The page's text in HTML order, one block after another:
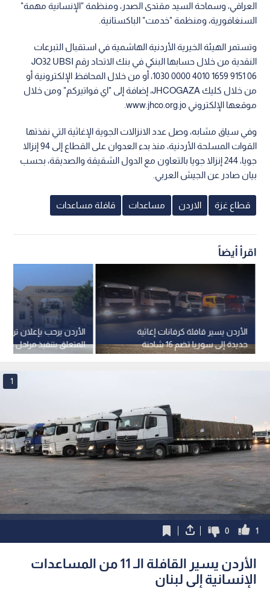
العراقي، وسماحة السيد مقتدى الصدر، ومنظمة "الإنسانية مهمة"
السنغافورية، ومنظمة "خدمت" الباكستانية.
وتستمر الهيئة الخيرية الأردنية الهاشمية في استقبال التبرعات
النقدية من خلال حسابها البنكي في بنك الاتحاد رقم JO32 UBSI
1030 0000 4010 1659 9151 06، أو من خلال المحافظ الإلكترونية أو
من خلال كليك JHCOGAZA، إضافة إلى "اي فواتيركم" ومن خلال
موقعها الإلكتروني www.jhco.org.jo.
وفي سياق مشابه، وصل عدد الانزالات الجوية الإغاثية التي نفذتها
القوات المسلحة الأردنية، منذ بدء العدوان على القطاع إلى 94 إنزالا
جويا، 244 إنزالا جويا بالتعاون مع الدول الشقيقة والصديقة، بحسب
بيان صادر عن الجيش العربي.
قطاع غزة الاردن مساعدات قافلة مساعدات
اقرأ أيضاً
الأردن يرحب بإعلان
المتعلق بتنفيذ مراحل
الشاملة في قطاع غزة
الأردن يسير قافلة كرفانات إغاثية
جديدة إلى سوريا تضم 16 شاحنة
1
1
0
الأردن يسير القافلة الـ 11 من المساعدات
الإنسانية إلى لبنان